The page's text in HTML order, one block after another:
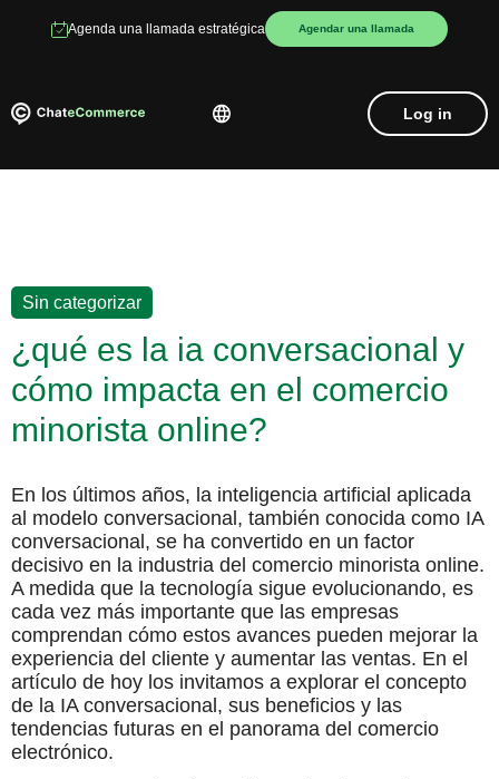
Agenda una llamada estratégica Agendar una llamada
Log in
Sin categorizar
¿qué es la ia conversacional y
cómo impacta en el comercio
minorista online?
En los últimos años, la inteligencia artificial aplicada
al modelo conversacional, también conocida como IA
conversacional, se ha convertido en un factor
decisivo en la industria del comercio minorista online.
A medida que la tecnología sigue evolucionando, es
cada vez más importante que las empresas
comprendan cómo estos avances pueden mejorar la
experiencia del cliente y aumentar las ventas. En el
artículo de hoy los invitamos a explorar el concepto
de la IA conversacional, sus beneficios y las
tendencias futuras en el panorama del comercio
electrónico.